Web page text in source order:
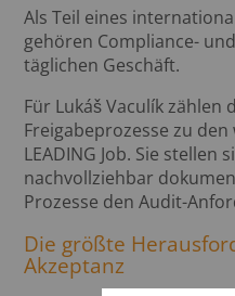
Als Teil eines
gehören Compliance-
täglichen Geschäft.
Für Lukáš Vaculík zählen
Freigabeprozesse zu
LEADING Job. Sie stellen
nachvollziehbar
Prozesse den Audit-
Die größte
Akzeptanz